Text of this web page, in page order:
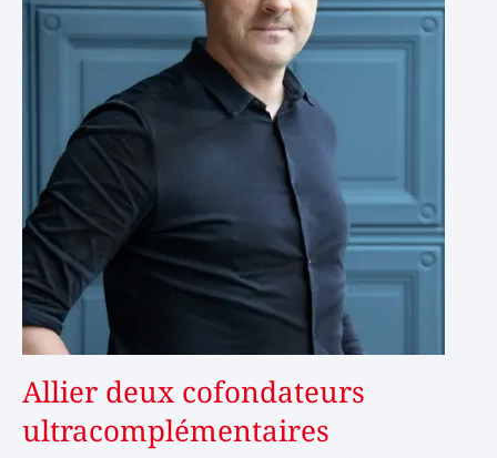
Allier deux cofondateurs
ultracomplémentaires